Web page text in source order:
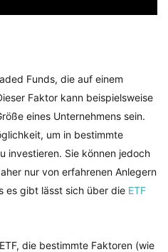
Funds, die auf einem
Faktor kann beispielsweise
eines Unternehmens sein.
um in bestimmte
investieren. Sie können jedoch
nur von erfahrenen Anlegern
es gibt lässt sich über die ETF
die bestimmte Faktoren (wie